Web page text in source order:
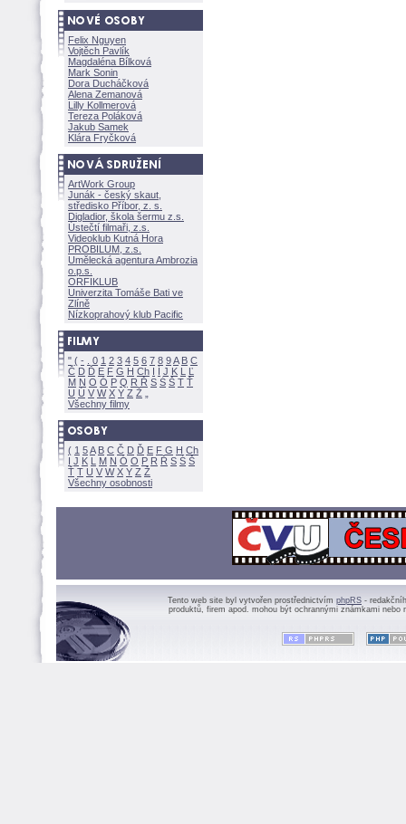
Felix Nguyen
Vojtěch Pavlík
Magdaléna Bílkov
Mark Sonin
Dora Ducháčkov
Alena Zemanov
Lilly Kollmerov
Tereza Polákov
Jakub Samek
Klára Fryčkov
ArtWork Group
Junák - český skaut,
středisko Příbor, z. s.
Digladior, škola šermu z.s.
Ústečtí filmaři, z.s.
Videoklub Kutná Hora
PROBILUM, z.s.
Umělecká agentura Ambrozia
o.p.s.
ORFIKLUB
Univerzita Tomáše Bati ve
Zlíně
Nízkoprahový klub Pacific
" ( - 0 1 2 3 4 5 6 7 8 9A B C
Č D Ď E F G H Ch I Í J K L
Ľ
M N O Ó P Q R Ř S Ś T Ť
U Ú V W X Y Z
Všechny filmy
( 1 5A B C Č D Ď E F G H Ch
I J K L M N Ó O P R Ř S Ś
Ť T U V W X Y Z
Všechny osobnosti
Tento web site byl vytvořen prostřednictvím phpRS -
produktů, firem apod. mohou být ochrannými známkami